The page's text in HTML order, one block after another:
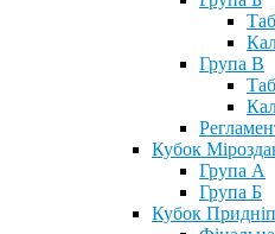
Група В
Кубок
Група А
Група Б
Кубок